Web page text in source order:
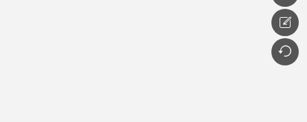

